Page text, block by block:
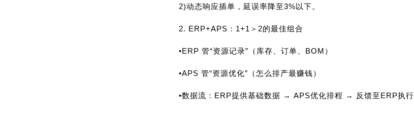
2)动态响应插单，延误率降至3%以下。
2. ERP+APS：1+1＞2的最佳组合
•ERP 管“资源记录”（库存、订单、BOM）
•APS 管“资源优化”（怎么排产最赚钱）
•数据流：ERP提供基础数据 → APS优化排程 → 反馈至ERP执行